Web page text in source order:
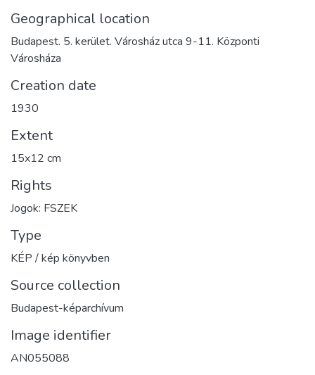
Geographical location
Budapest. 5. kerület. Városház utca 9-11. Központi
Városháza
Creation date
1930
Extent
15x12 cm
Rights
Jogok: FSZEK
Type
KÉP / kép könyvben
Source collection
Budapest-képarchívum
Image identifier
AN055088